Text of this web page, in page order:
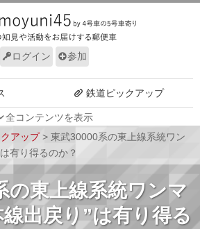
ログイン 参加
全コンテンツを表示
鉄道ピックアップ
サイトについて
アップ> 東武30000系の東上線系統ワン
有り得るのか？
の東上線系統ワンマ
出戻り”は有り得る